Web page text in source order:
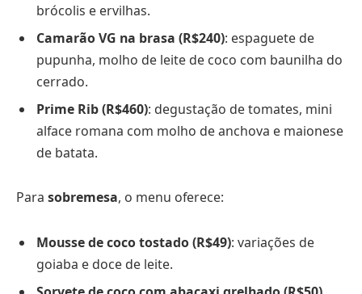
brócolis e ervilhas.
Camarão VG na brasa (R$240): espaguete de
pupunha, molho de leite de coco com baunilha do
cerrado.
Prime Rib (R$460): degustação de tomates, mini
alface romana com molho de anchova e maionese
de batata.
Para sobremesa, o menu oferece:
Mousse de coco tostado (R$49): variações de
goiaba e doce de leite.